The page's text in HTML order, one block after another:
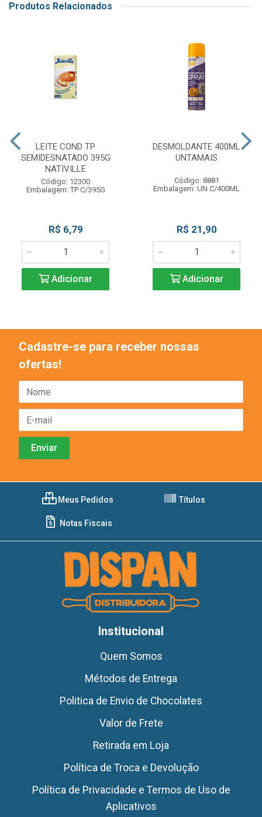
Produtos Relacionados
LEITE COND TP
SEMIDESNATADO 395G
NATIVILLE
Código: 12300
Embalagem: TP C/395G
R$ 6,79
Adicionar
DESMOLDANTE 400ML
UNTAMAIS
Código: 8881
Embalagem: UN C/400ML
R$ 21,90
Adicionar
Cadastre-se para receber nossas
ofertas!
Meus Pedidos Títulos
Notas Fiscais
Institucional
Quem Somos
Métodos de Entrega
Politica de Envio de Chocolates
Valor de Frete
Retirada em Loja
Política de Troca e Devolução
Política de Privacidade e Termos de Uso de
Aplicativos